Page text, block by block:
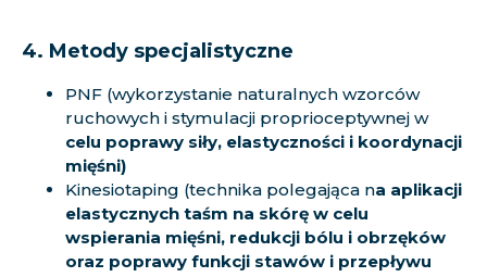
4. Metody specjalistyczne
PNF (wykorzystanie naturalnych wzorców
ruchowych i stymulacji proprioceptywnej w
celu poprawy siły, elastyczności i koordynacji
mięśni)
Kinesiotaping (technika polegająca na aplikacji
elastycznych taśm na skórę w celu
wspierania mięśni, redukcji bólu i obrzęków
oraz poprawy funkcji stawów i przepływu